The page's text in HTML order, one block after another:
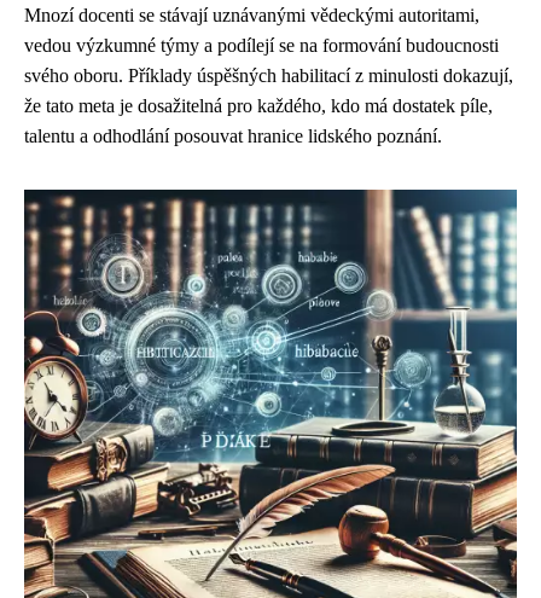
Mnozí docenti se stávají uznávanými vědeckými autoritami,
vedou výzkumné týmy a podílejí se na formování budoucnosti
svého oboru. Příklady úspěšných habilitací z minulosti dokazují,
že tato meta je dosažitelná pro každého, kdo má dostatek píle,
talentu a odhodlání posouvat hranice lidského poznání.